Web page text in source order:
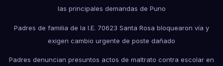
las principales demandas de Puno
Padres de familia de la I.E. 70623 Santa Rosa bloquearon vía y
exigen cambio urgente de poste dañado
Padres denuncian presuntos actos de maltrato contra escolar en